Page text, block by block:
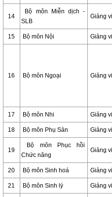
14
Bộ môn Miễn dịch -
SLB
Giảng
15 Bộ môn Nội Giảng
16 Bộ môn Ngoại Giảng
17 Bộ môn Nhi Giảng
18 Bộ môn Phụ Sản Giảng
19
Bộ môn Phục hồi
Chức năng
Giảng
20 Bộ môn Sinh hoá Giảng
21 Bộ môn Sinh lý Giảng